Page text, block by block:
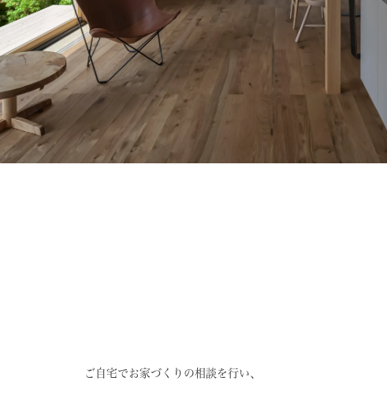
ご自宅でお家づくりの相談を行い、